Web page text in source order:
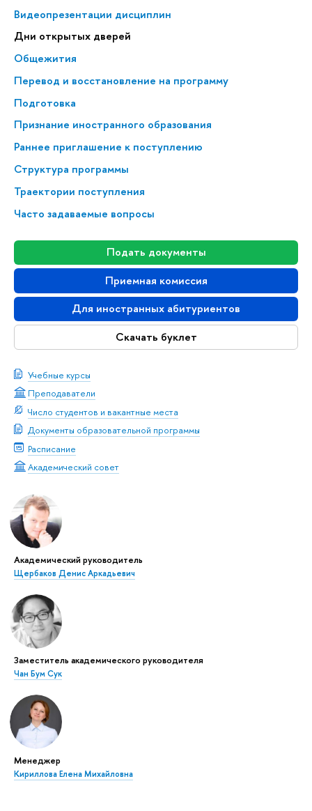
Видеопрезентации дисциплин
Дни открытых дверей
Общежития
Перевод и восстановление на программу
Подготовка
Признание иностранного образования
Раннее приглашение к поступлению
Структура программы
Траектории поступления
Часто задаваемые вопросы
Подать документы
Приемная комиссия
Для иностранных абитуриентов
Скачать буклет
Учебные курсы
Преподаватели
Число студентов и вакантные места
Документы образовательной программы
Расписание
Академический совет
Академический руководитель
Щербаков Денис Аркадьевич
Заместитель академического руководителя
Чан Бум Сук
Менеджер
Кириллова Елена Михайловна